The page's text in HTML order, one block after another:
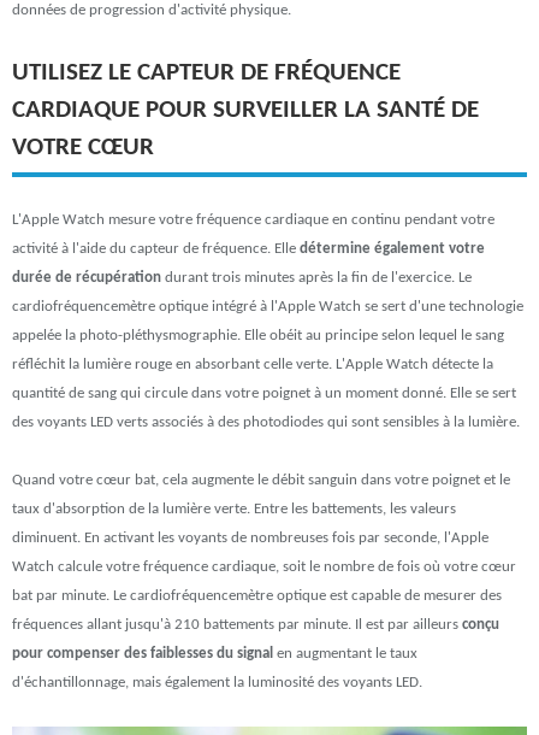
données de progression d'activité physique.
UTILISEZ LE CAPTEUR DE FRÉQUENCE
CARDIAQUE POUR SURVEILLER LA SANTÉ DE
VOTRE CŒUR
L'Apple Watch mesure votre fréquence cardiaque en continu pendant votre
activité à l'aide du capteur de fréquence. Elle détermine également votre
durée de récupération durant trois minutes après la fin de l'exercice. Le
cardiofréquencemètre optique intégré à l'Apple Watch se sert d'une technologie
appelée la photo-pléthysmographie. Elle obéit au principe selon lequel le sang
réfléchit la lumière rouge en absorbant celle verte. L'Apple Watch détecte la
quantité de sang qui circule dans votre poignet à un moment donné. Elle se sert
des voyants LED verts associés à des photodiodes qui sont sensibles à la lumière.
Quand votre cœur bat, cela augmente le débit sanguin dans votre poignet et le
taux d'absorption de la lumière verte. Entre les battements, les valeurs
diminuent. En activant les voyants de nombreuses fois par seconde, l'Apple
Watch calcule votre fréquence cardiaque, soit le nombre de fois où votre cœur
bat par minute. Le cardiofréquencemètre optique est capable de mesurer des
fréquences allant jusqu'à 210 battements par minute. Il est par ailleurs conçu
pour compenser des faiblesses du signal en augmentant le taux
d'échantillonnage, mais également la luminosité des voyants LED.